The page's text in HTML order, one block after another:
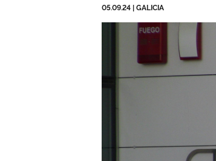
05.09.24 GALICIA